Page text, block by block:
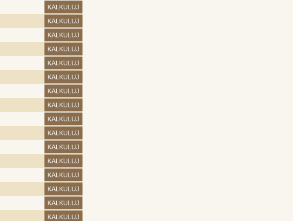
KALKULUJ
KALKULUJ
KALKULUJ
KALKULUJ
KALKULUJ
KALKULUJ
KALKULUJ
KALKULUJ
KALKULUJ
KALKULUJ
KALKULUJ
KALKULUJ
KALKULUJ
KALKULUJ
KALKULUJ
KALKULUJ